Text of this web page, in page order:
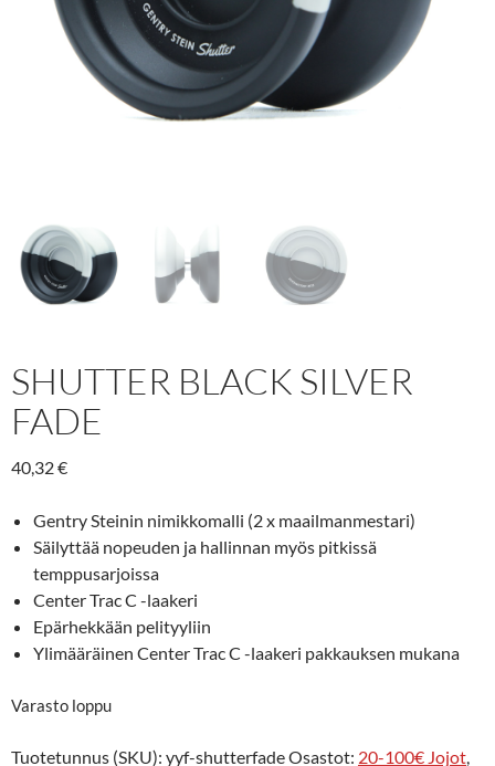
SHUTTER BLACK SILVER
FADE
40,32€
Gentry Steinin nimikkomalli (2 x maailmanmestari)
Säilyttää nopeuden ja hallinnan myös pitkissä
temppusarjoissa
Center Trac C -laakeri
Epärhekkään pelityyliin
Ylimääräinen Center Trac C -laakeri pakkauksen mukana
Varasto loppu
Tuotetunnus (SKU): yyf-shutterfadeOsastot: 20-100€ Jojot,